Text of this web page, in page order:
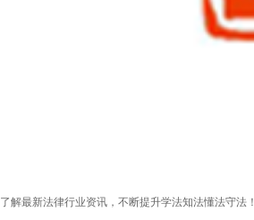
了解最新法律行业资讯，不断提升学法知法懂法守法！